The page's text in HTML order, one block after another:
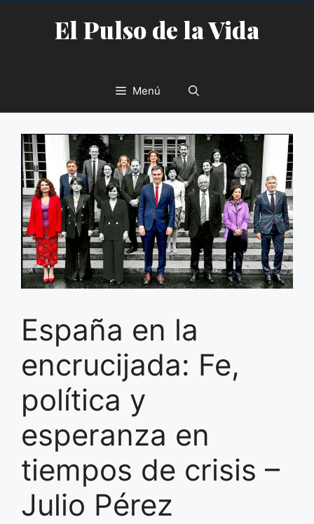
contenidoEl Pulso de la Vida
Menú
España en la
encrucijada: Fe,
política y
esperanza en
tiempos de crisis –
Julio Pérez